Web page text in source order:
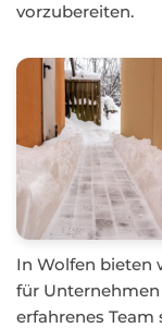
vorzubereiten.
In Wolfen bieten
für
erfahrenes Team